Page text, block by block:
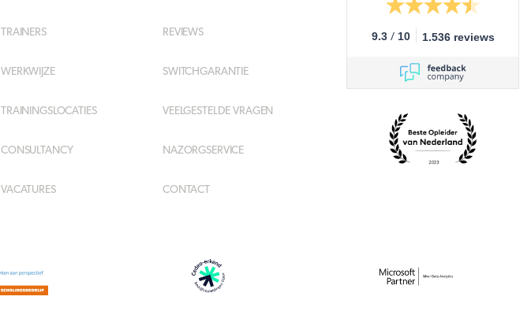
TRAINERS REVIEWS
WERKWIJZE SWITCHGARANTIE
TRAININGSLOCATIES VEELGESTELDE VRAGEN
CONSULTANCY NAZORGSERVICE
VACATURES CONTACT
9.3 / 10 1.536 reviews